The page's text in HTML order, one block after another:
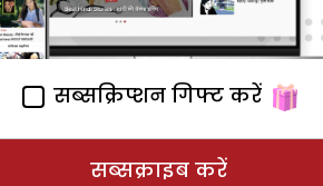
सब्सक्रिप्शन गिफ्ट करें
सब्सक्राइब करें